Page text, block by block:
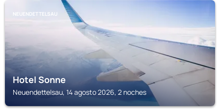
NEUENDETTELSAU
Hotel Sonne
Neuendettelsau, 14 agosto 2026, 2 noches